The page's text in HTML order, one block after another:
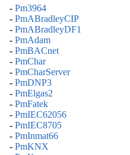
- Pm3964
- PmABradleyCIP
- PmABradleyDF1
- PmAdam
- PmBACnet
- PmChar
- PmCharServer
- PmDNP3
- PmElgas2
- PmFatek
- PmIEC62056
- PmIEC8705
- PmInmat66
- PmKNX